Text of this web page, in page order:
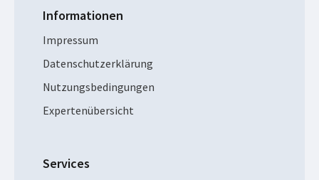
Informationen
Impressum
Datenschutzerklärung
Nutzungsbedingungen
Expertenübersicht
Services